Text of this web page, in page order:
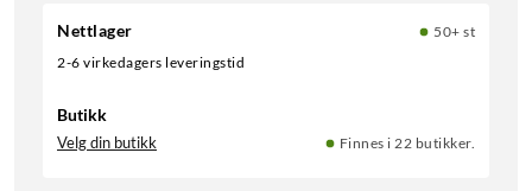
Nettlager
50+ st
2-6 virkedagers leveringstid
Butikk
Velg din butikk Finnes i 22 butikker.